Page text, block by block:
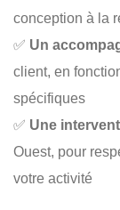
conception à la
✅ Un
client, en
spécifiques
✅ Une
Ouest, pour
votre activité